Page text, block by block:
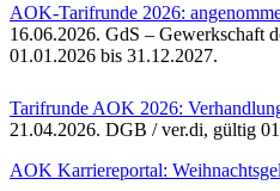
AOK-Tarifrunde 2026:
16.06.2026. GdS – Gewerkschaft
01.01.2026 bis 31.12.2027.
Tarifrunde AOK 2026:
21.04.2026. DGB / ver.di, gültig
AOK Karriereportal: